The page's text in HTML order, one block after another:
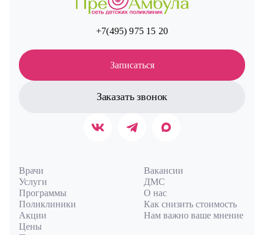
+7(495) 975 15 20
Записаться
Заказать звонок
Врачи
Услуги
Программы
Поликлиники
Акции
Цены
Вакансии
ДМС
О нас
Как снизить стоимость
Нам важно ваше мнение